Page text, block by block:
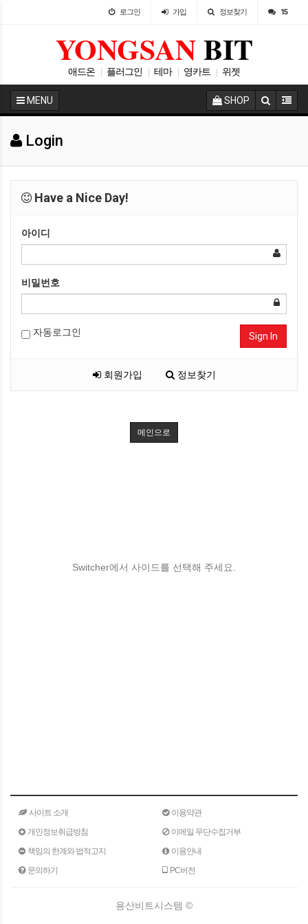
로그인 가입 정보찾기 15
YONGSANBIT
애드온 플러그인 테마 영카트 위젯
스킨 아미나빌더
그누보드
MENU
SHOP
Login
Have a Nice Day!
아이디
비밀번호
자동로그인 Sign In
회원가입 정보찾기
메인으로
Switcher에서 사이드를 선택해 주세요.
사이트 소개
이용약관
개인정보취급방침
이메일 무단수집거부
책임의 한계와 법적고지
이용안내
문의하기
PC버전
용산비트시스템 ©